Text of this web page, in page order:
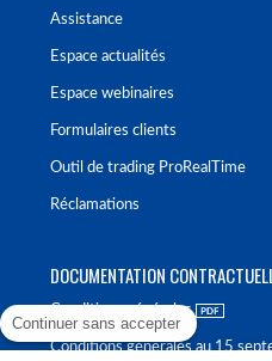
Assistance
Espace actualités
Espace webinaires
Formulaires clients
Outil de trading ProRealTime
Réclamations
DOCUMENTATION
Conditions générales
Conditions générales au 15
Continuer sans accepter